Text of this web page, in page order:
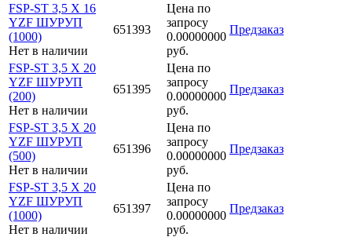
FSP-ST 3,5 X 16
YZF ШУРУП
(1000)
Нет в наличии
651393
Цена по
запросу
0.00000000
руб.
Предзаказ
FSP-ST 3,5 X 20
YZF ШУРУП
(200)
Нет в наличии
651395
Цена по
запросу
0.00000000
руб.
Предзаказ
FSP-ST 3,5 X 20
YZF ШУРУП
(500)
Нет в наличии
651396
Цена по
запросу
0.00000000
руб.
Предзаказ
FSP-ST 3,5 X 20
YZF ШУРУП
(1000)
Нет в наличии
651397
Цена по
запросу
0.00000000
руб.
Предзаказ